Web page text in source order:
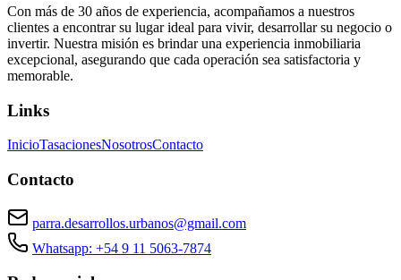
Con más de 30 años de experiencia, acompañamos a nuestros
clientes a encontrar su lugar ideal para vivir, desarrollar su negocio o
invertir. Nuestra misión es brindar una experiencia inmobiliaria
excepcional, asegurando que cada operación sea satisfactoria y
memorable.
Links
InicioTasacionesNosotrosContacto
Contacto
parra.desarrollos.urbanos@gmail.com
Whatsapp: +54 9 11 5063-7874